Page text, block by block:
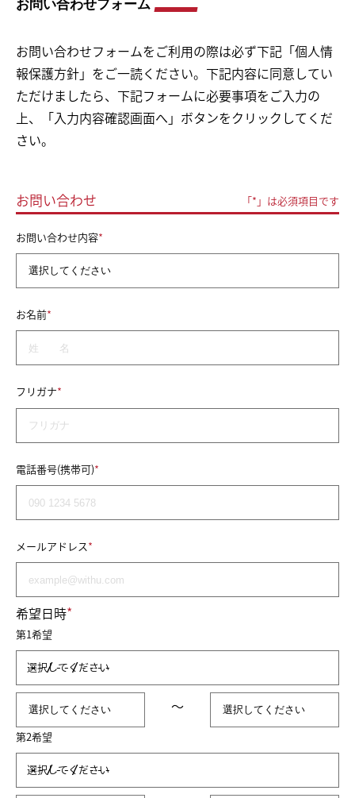
HOME
NEWS
ABOUT
TRAINER
VOICE
MENU&PRICE
ACCESS
COUNSELING&CONTTACT
お問い合わせフォーム
お問い合わせフォームをご利用の際は必ず下記「個人情
報保護方針」をご一読ください。下記内容に同意してい
ただけましたら、下記フォームに必要事項をご入力の
上、「入力内容確認画面へ」ボタンをクリックしてくだ
さい。
お問い合わせ 「*」は必須項目です
お問い合わせ内容*
お名前*
フリガナ*
電話番号(携帯可)*
メールアドレス*
希望日時*
第1希望
選択してください
～
第2希望
選択してください